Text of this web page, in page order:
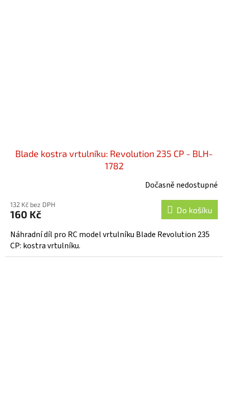
Blade kostra vrtulníku: Revolution 235 CP - BLH-
1782
Dočasně nedostupné
132 Kč bez DPH
160 Kč Do košíku
Náhradní díl pro RC model vrtulníku Blade Revolution 235
CP: kostra vrtulníku.